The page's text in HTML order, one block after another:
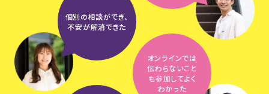
個別の相談ができ、
不安が解消できた
オンラインでは
伝わらないこと
も参加してよく
わかった